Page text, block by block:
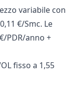
variabile con
€/Smc. Le
PDR/anno +
fisso a 1,55